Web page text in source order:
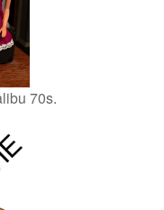
70s.